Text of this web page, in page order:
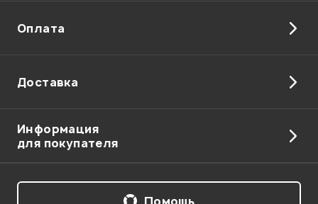
Оплата
Доставка
Информация
для покупателя